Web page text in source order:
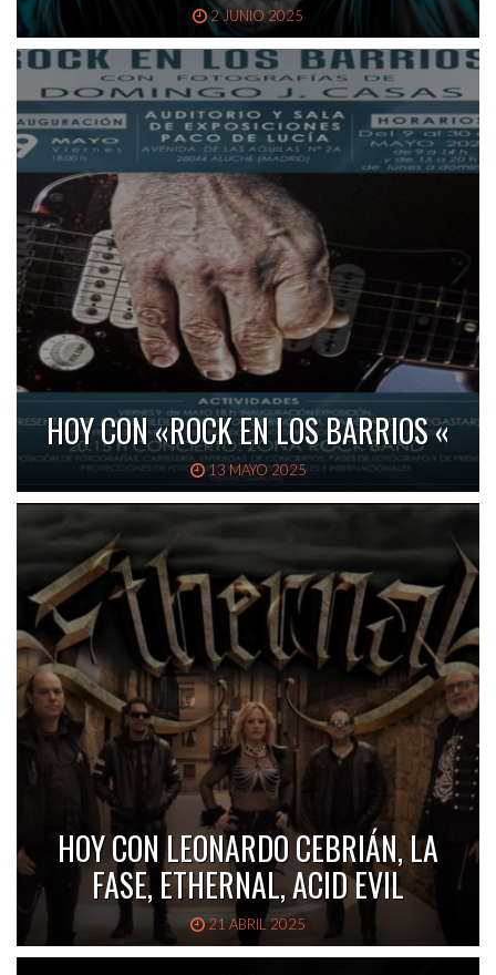
2 JUNIO 2025
HOY CON «ROCK EN LOS BARRIOS «
13 MAYO 2025
HOY CON LEONARDO CEBRIÁN, LA
FASE, ETHERNAL, ACID EVIL
21 ABRIL 2025